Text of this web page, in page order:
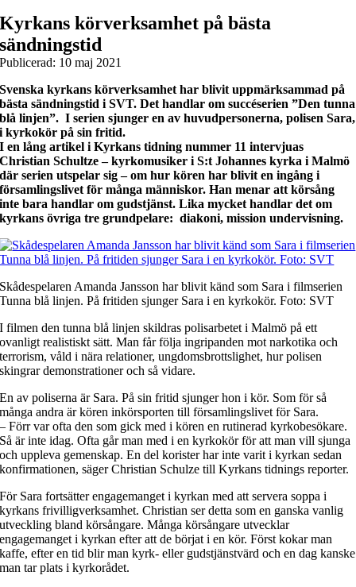
Kyrkans körverksamhet på bästa
sändningstid
Publicerad: 10 maj 2021
Svenska kyrkans körverksamhet har blivit uppmärksammad på
bästa sändningstid i SVT. Det handlar om succéserien ”Den tunna
blå linjen”. I serien sjunger en av huvudpersonerna, polisen Sara,
i kyrkokör på sin fritid.
I en lång artikel i Kyrkans tidning nummer 11 intervjuas
Christian Schultze – kyrkomusiker i S:t Johannes kyrka i Malmö
där serien utspelar sig – om hur kören har blivit en ingång i
församlingslivet för många människor. Han menar att körsång
inte bara handlar om gudstjänst. Lika mycket handlar det om
kyrkans övriga tre grundpelare: diakoni, mission undervisning.
Skådespelaren Amanda Jansson har blivit känd som Sara i filmserien
Tunna blå linjen. På fritiden sjunger Sara i en kyrkokör. Foto: SVT
I filmen den tunna blå linjen skildras polisarbetet i Malmö på ett
ovanligt realistiskt sätt. Man får följa ingripanden mot narkotika och
terrorism, våld i nära relationer, ungdomsbrottslighet, hur polisen
skingrar demonstrationer och så vidare.
En av poliserna är Sara. På sin fritid sjunger hon i kör. Som för så
många andra är kören inkörsporten till församlingslivet för Sara.
– Förr var ofta den som gick med i kören en rutinerad kyrkobesökare.
Så är inte idag. Ofta går man med i en kyrkokör för att man vill sjunga
och uppleva gemenskap. En del korister har inte varit i kyrkan sedan
konfirmationen, säger Christian Schulze till Kyrkans tidnings reporter.
För Sara fortsätter engagemanget i kyrkan med att servera soppa i
kyrkans frivilligverksamhet. Christian ser detta som en ganska vanlig
utveckling bland körsångare. Många körsångare utvecklar
engagemanget i kyrkan efter att de börjat i en kör. Först kokar man
kaffe, efter en tid blir man kyrk- eller gudstjänstvärd och en dag kanske
man tar plats i kyrkorådet.